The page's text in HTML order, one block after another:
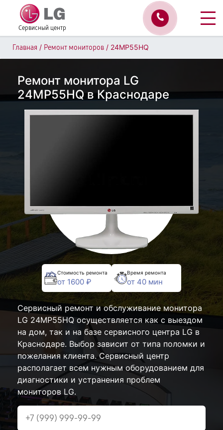
Сервисный центр
Главная / Ремонт мониторов / 24MP55HQ
Ремонт монитора LG
24MP55HQ в Краснодаре
Стоимость ремонта
от 1600 ₽
Время ремонта
от 40 мин
Сервисный ремонт и обслуживание монитора
LG 24MP55HQ осуществляется как с выездом
на дом, так и на базе сервисного центра LG в
Краснодаре. Выбор зависит от типа поломки и
пожелания клиента. Сервисный центр
располагает всем нужным оборудованием для
диагностики и устранения проблем
мониторов LG.